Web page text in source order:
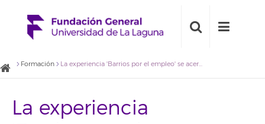
Formación La experiencia 'Barrios por el empleo' se acerca a la isla de La Palma mediante un taller formativo
La experiencia